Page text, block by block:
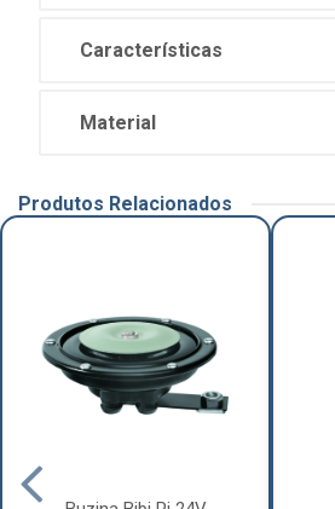
Características
Material
Produtos Relacionados